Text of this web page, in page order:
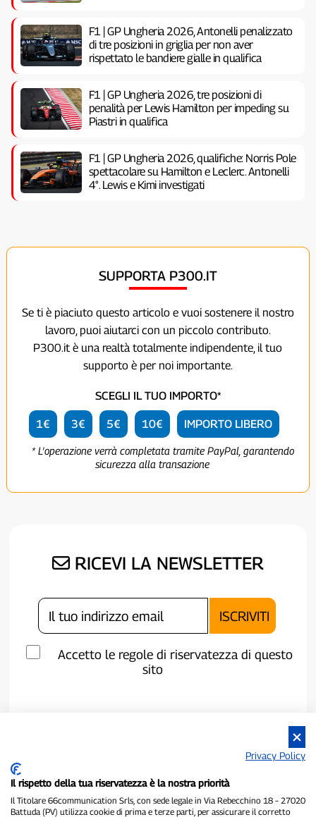
F1 | GP Ungheria 2026, Antonelli penalizzato
di tre posizioni in griglia per non aver
rispettato le bandiere gialle in qualifica
F1 | GP Ungheria 2026, tre posizioni di
penalità per Lewis Hamilton per impeding su
Piastri in qualifica
F1 | GP Ungheria 2026, qualifiche: Norris Pole
spettacolare su Hamilton e Leclerc. Antonelli
4°. Lewis e Kimi investigati
SUPPORTA P300.IT
Se ti è piaciuto questo articolo e vuoi sostenere il nostro
lavoro, puoi aiutarci con un piccolo contributo.
P300.it è una realtà totalmente indipendente, il tuo
supporto è per noi importante.
SCEGLI IL TUO IMPORTO*
1€ 3€ 5€ 10€ IMPORTO LIBERO
* L'operazione verrà completata tramite PayPal, garantendo
sicurezza alla transazione
RICEVI LA NEWSLETTER
Accetto le regole di riservatezza di questo
sito
Privacy Policy
Il rispetto della tua riservatezza è la nostra priorità
Il Titolare 66communication Srls, con sede legale in Via Rebecchino 18 – 27020
Battuda (PV) utilizza cookie di prima e terze parti, per assicurare il corretto